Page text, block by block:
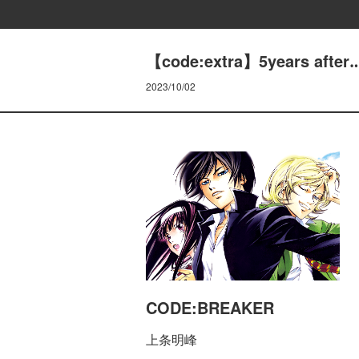
【code:extra】5years
2023/10/02
CODE:BREAKER
上条明峰